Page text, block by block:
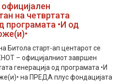
на четвртата
програмата •И од
Битола старт-ап центарот се
– официјалниот завршен
генерација од програмата •И
на ПРЕДА плус фондацијата